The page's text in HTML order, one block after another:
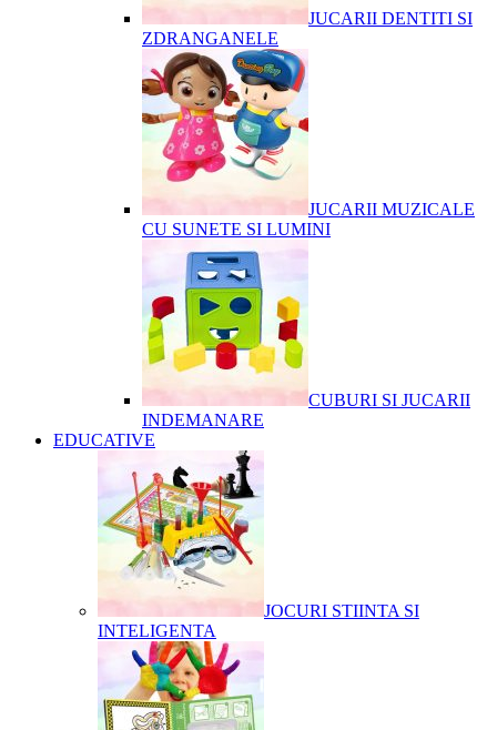
JUCARII DENTITI SI
ZDRANGANELE
JUCARII MUZICALE
CU SUNETE SI LUMINI
CUBURI SI JUCARII
INDEMANARE
EDUCATIVE
JOCURI STIINTA SI
INTELIGENTA